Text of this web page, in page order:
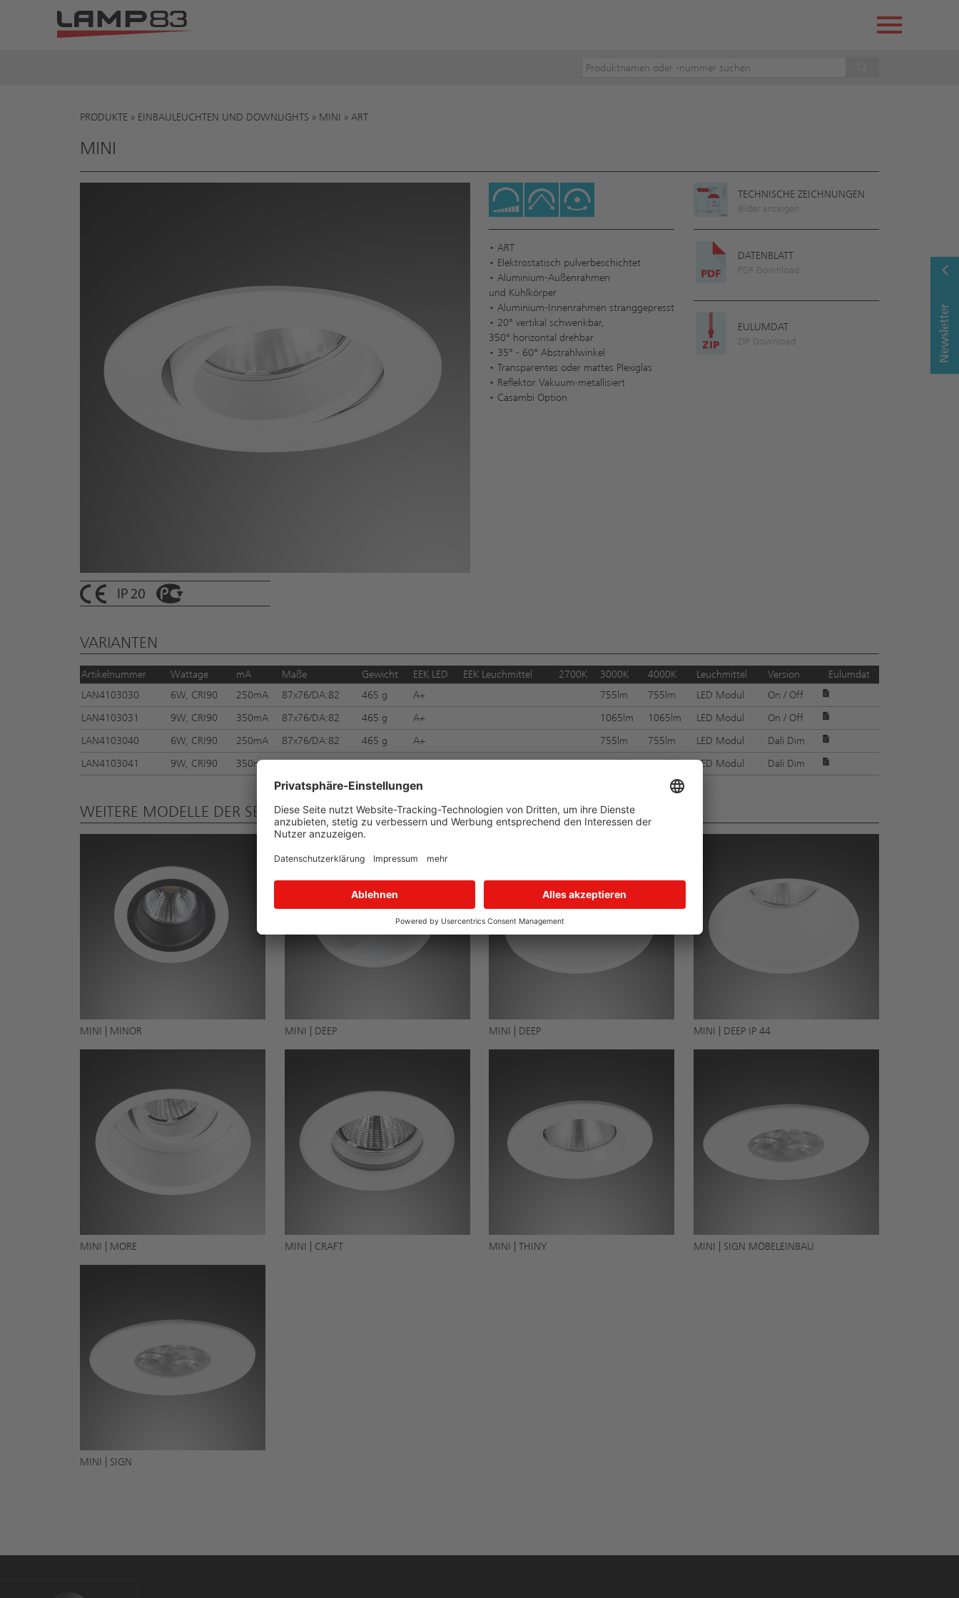
Sie sind hier
PRODUKTE » EINBAULEUCHTEN UND DOWNLIGHTS » MINI » ART
MINI
• ART
• Elektrostatisch pulverbeschichtet
• Aluminium-Außenrahmen
und Kühlkörper
• Aluminium-Innenrahmen stranggepresst
• 20° vertikal schwenkbar,
350° horizontal drehbar
• 35° - 60° Abstrahlwinkel
• Transparentes oder mattes Plexiglas
• Reflektor Vakuum-metallisiert
• Casambi Option
TECHNISCHE ZEICHNUNGEN
Bilder anzeigen
DATENBLATT
PDF Download
EULUMDAT
ZIP Download
VARIANTEN
Artikelnummer Wattage mA Maße Gewicht EEK LED EEK Leuchmittel 2700K 3000K 4000K Leuchmittel Version
Eulumdat
LAN4103030
6W, CRI90 250mA 87x76/DA:82 465 g A+ 755lm 755lm LED Modul
On / Off
LAN4103031
9W, CRI90 350mA 87x76/DA:82 465 g A+ 1065lm 1065lm LED Modul
On / Off
LAN4103040
6W, CRI90 250mA 87x76/DA:82 465 g A+ 755lm 755lm LED Modul
Dali Dim
LAN4103041
9W, CRI90 350mA 87x76/DA:82 465 g A+ 1065lm 1065lm LED Modul Dali Dim
WEITERE MODELLE DER SERIE
MINI | MINOR MINI | DEEP MINI | DEEP MINI | DEEP IP 44
MINI | MORE MINI | CRAFT MINI | THINY MINI | SIGN MÖBELEINBAU
MINI | SIGN
Newsletter